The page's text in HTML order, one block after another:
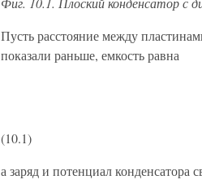
Пусть расстояние между
показали раньше, емкость равна
(10.1)
а заряд и потенциал конденсатора